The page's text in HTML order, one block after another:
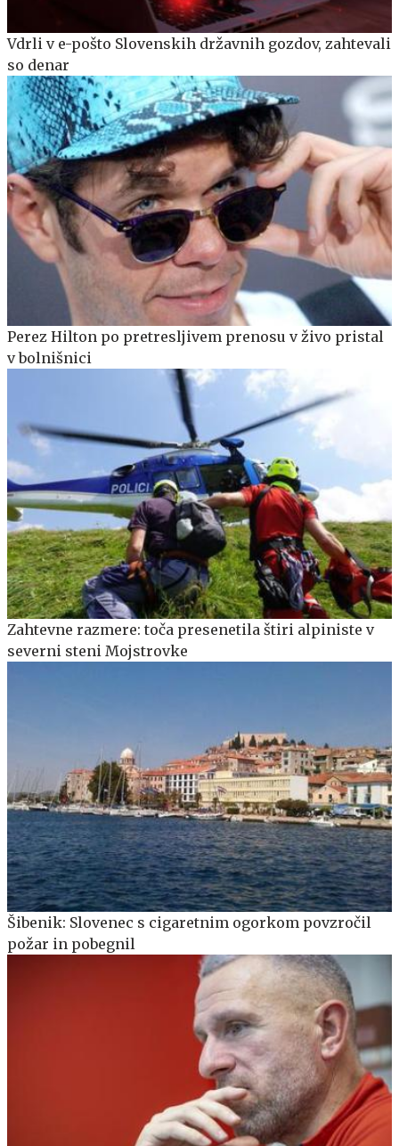
Vdrli v e-pošto Slovenskih državnih gozdov, zahtevali
so denar
Perez Hilton po pretresljivem prenosu v živo pristal
v bolnišnici
Zahtevne razmere: toča presenetila štiri alpiniste v
severni steni Mojstrovke
Šibenik: Slovenec s cigaretnim ogorkom povzročil
požar in pobegnil